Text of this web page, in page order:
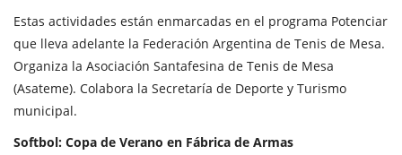
Estas actividades están enmarcadas en el programa Potenciar
que lleva adelante la Federación Argentina de Tenis de Mesa.
Organiza la Asociación Santafesina de Tenis de Mesa
(Asateme). Colabora la Secretaría de Deporte y Turismo
municipal.
Softbol: Copa de Verano en Fábrica de Armas